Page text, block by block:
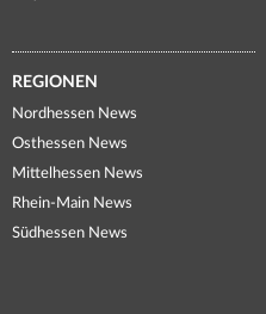
REGIONEN
Nordhessen News
Osthessen News
Mittelhessen News
Rhein-Main News
Südhessen News